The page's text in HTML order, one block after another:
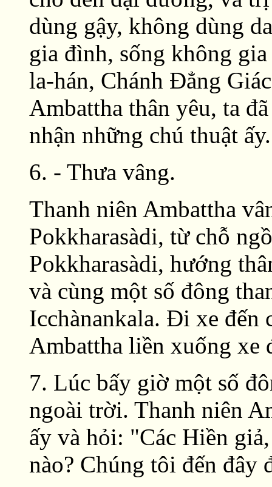
dùng gậy, không dùng
gia đình, sống không
la-hán, Chánh Ðẳng
Ambattha thân yêu, ta
nhận những chú thuật ấy.
6. - Thưa vâng.
Thanh niên Ambattha
Pokkharasàdi, từ chỗ
Pokkharasàdi, hướng
và cùng một số đông
Icchànankala. Ði xe đến
Ambattha liền xuống xe
7. Lúc bấy giờ một số
ngoài trời. Thanh niên
ấy và hỏi: "Các Hiền
nào? Chúng tôi đến đây